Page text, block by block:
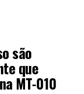
são
que
MT-010